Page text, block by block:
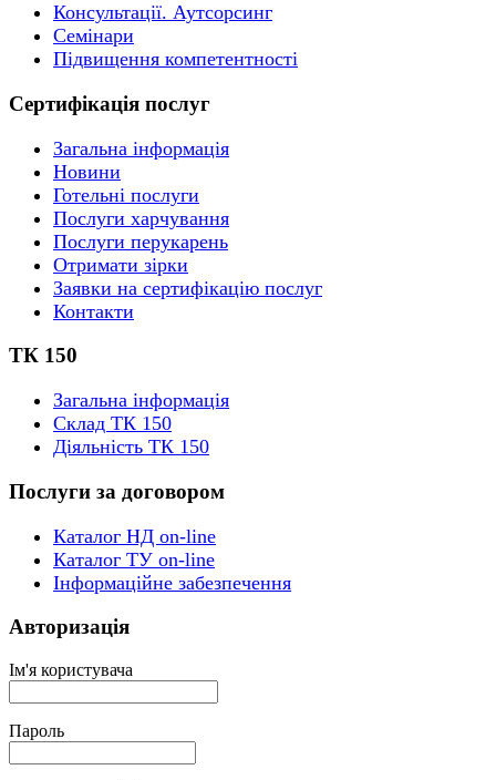
Консультації. Аутсорсинг
Семінари
Підвищення компетентності
Сертифікація послуг
Загальна інформація
Новини
Готельні послуги
Послуги харчування
Послуги перукарень
Отримати зірки
Заявки на сертифікацію послуг
Контакти
ТК 150
Загальна інформація
Склад ТК 150
Діяльність ТК 150
Послуги за договором
Каталог НД on-line
Каталог ТУ on-line
Інформаційне забезпечення
Авторизація
Ім'я користувача
Пароль